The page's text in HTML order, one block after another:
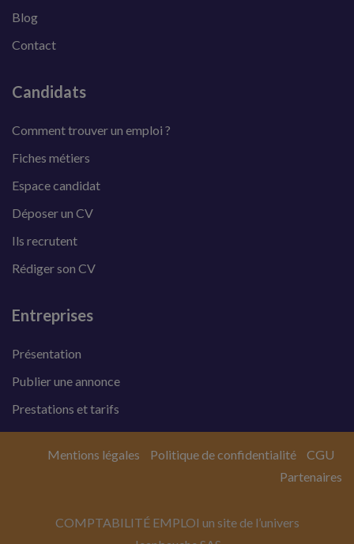
Blog
Contact
Candidats
Comment trouver un emploi ?
Fiches métiers
Espace candidat
Déposer un CV
Ils recrutent
Rédiger son CV
Entreprises
Présentation
Publier une annonce
Prestations et tarifs
COMPTABILITÉ EMPLOI un site de l’univers
Mentions légales Politique de confidentialité
CGU
Partenaires